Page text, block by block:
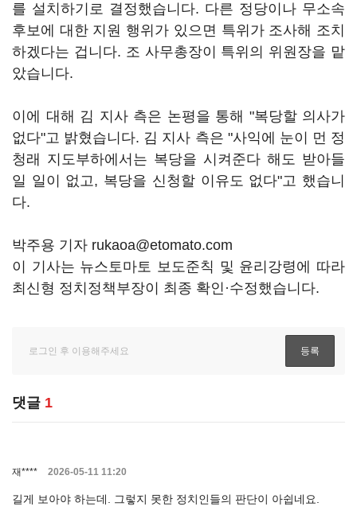
를 설치하기로 결정했습니다. 다른 정당이나 무소속
후보에 대한 지원 행위가 있으면 특위가 조사해 조치
하겠다는 겁니다. 조 사무총장이 특위의 위원장을 맡
았습니다.
이에 대해 김 지사 측은 논평을 통해 "복당할 의사가
없다"고 밝혔습니다. 김 지사 측은 "사익에 눈이 먼 정
청래 지도부하에서는 복당을 시켜준다 해도 받아들
일 일이 없고, 복당을 신청할 이유도 없다"고 했습니
다.
박주용 기자 rukaoa@etomato.com
이 기사는 뉴스토마토 보도준칙 및 윤리강령에 따라
최신형 정치정책부장이 최종 확인·수정했습니다.
댓글 1
재**** 2026-05-11 11:20
길게 보아야 하는데. 그렇지 못한 정치인들의 판단이 아쉽네요.